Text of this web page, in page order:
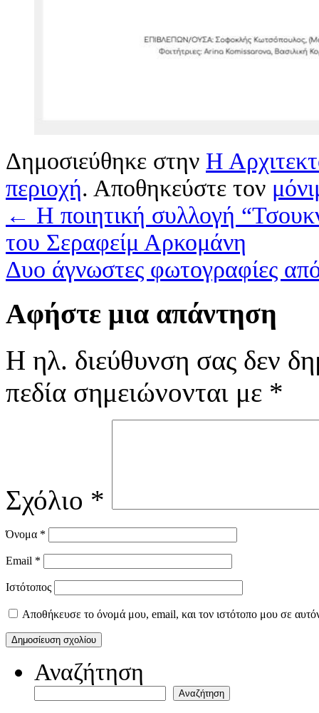
Δημοσιεύθηκε στην Η
περιοχή. Αποθηκεύστε τον
← Η ποιητική συλλογή
του Σεραφείμ Αρκομάνη
Δυο άγνωστες φωτογραφίες
Αφήστε μια απάντηση
Η ηλ. διεύθυνση σας δεν
πεδία σημειώνονται με *
Σχόλιο *
Όνομα *
Email *
Ιστότοπος
Αποθήκευσε το όνομά μου, email, και τον ιστότοπο μου σε
Αναζήτηση
Αναζήτηση